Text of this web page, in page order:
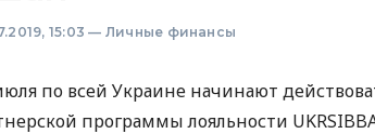
15:03 — Личные финансы
по всей Украине начинают
программы лояльности